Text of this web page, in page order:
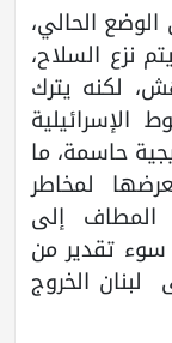
الحالي،
نزع السلاح،
لكنه يترك
الإسرائيلية
حاسمة، ما
لمخاطر
إلى
سوء تقدير من
الخروج